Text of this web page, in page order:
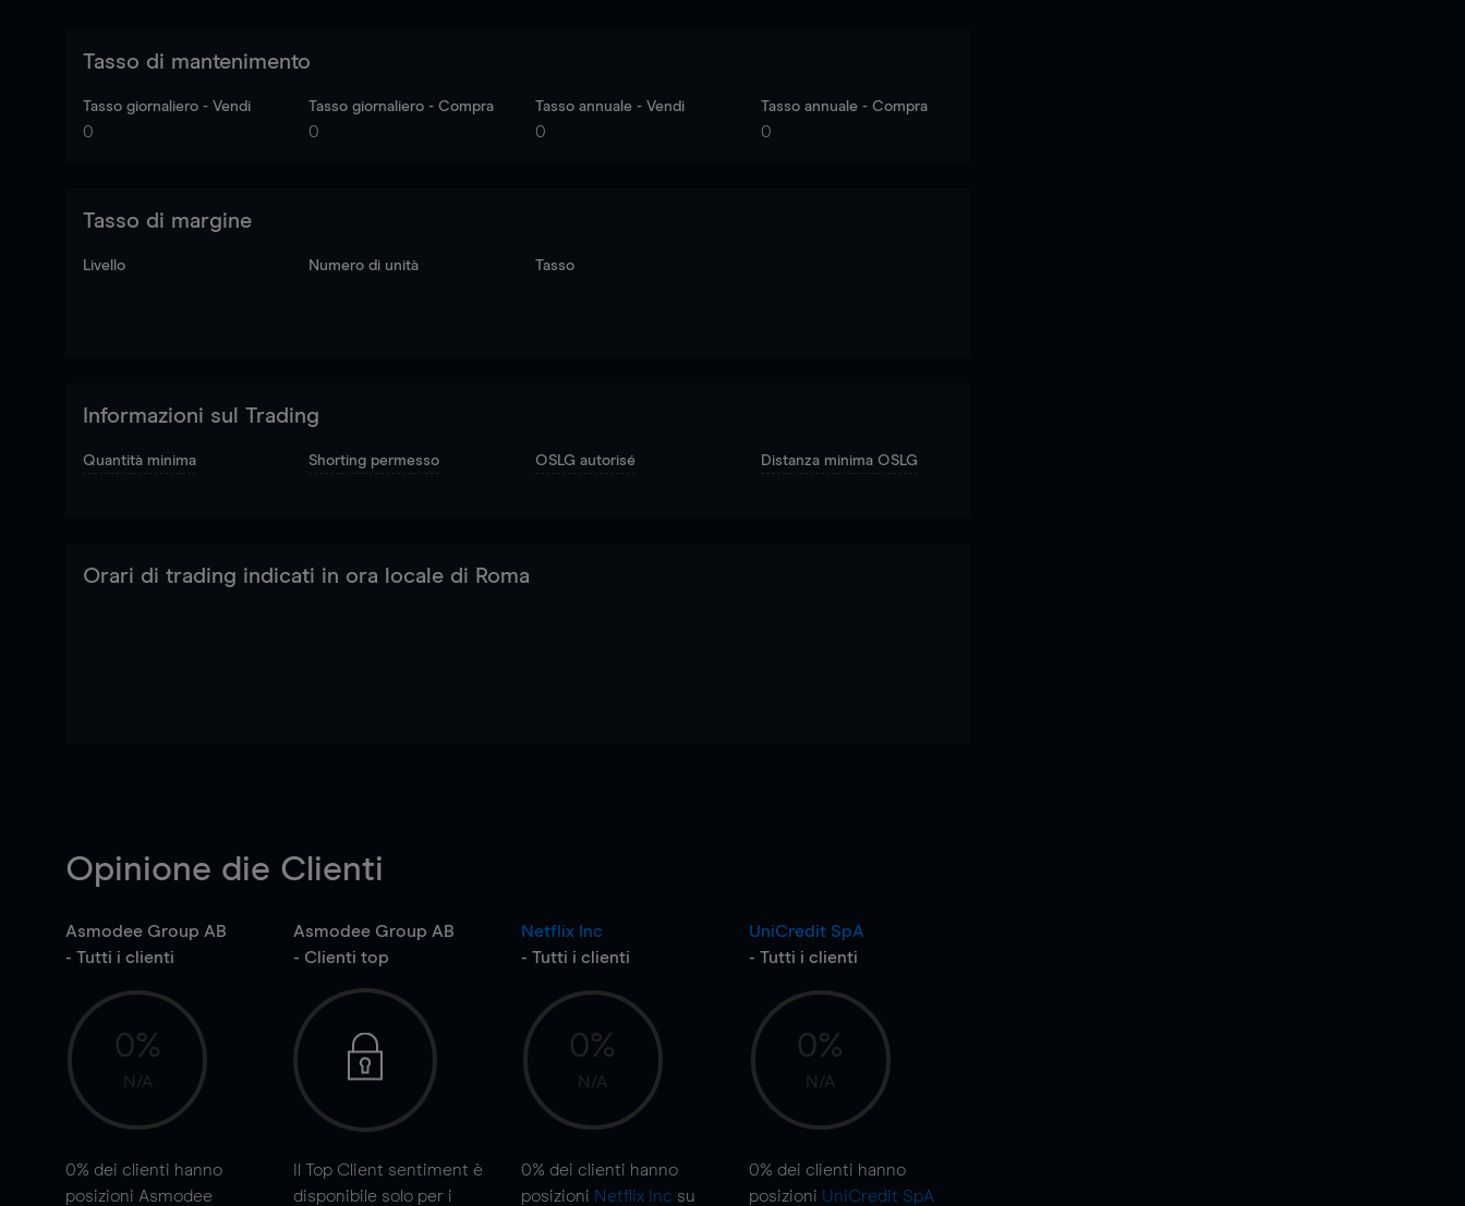
Tasso di mantenimento
Tasso giornaliero - Vendi
0
Tasso giornaliero - Compra
0
Tasso annuale - Vendi
0
Tasso annuale - Compra
0
Tasso di margine
Livello Numero di unità Tasso
Informazioni sul Trading
Quantità minima Shorting permesso OSLG autorisé Distanza minima OSLG
Orari di trading indicati in ora locale di Roma
Opinione die Clienti
Asmodee Group AB
- Tutti i clienti
0%
N/A
0% dei clienti hanno
posizioni Asmodee
Asmodee Group AB
- Clienti top
Il Top Client sentiment è
disponibile solo per i
Netflix Inc
- Tutti i clienti
0%
N/A
0% dei clienti hanno
posizioni Netflix Inc su
UniCredit SpA
- Tutti i clienti
0%
N/A
0% dei clienti hanno
posizioni UniCredit SpA